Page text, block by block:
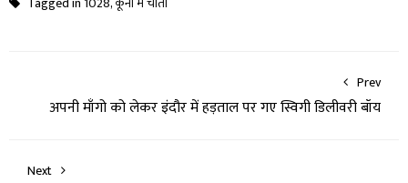
Prev
अपनी माँगो को लेकर इंदौर में हड़ताल पर गए स्विगी डिलीवरी बॉय
Next